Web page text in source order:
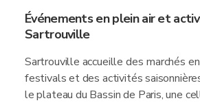
Événements en plein air et
Sartrouville
Sartrouville accueille des marchés
festivals et des activités
le plateau du Bassin de Paris, une